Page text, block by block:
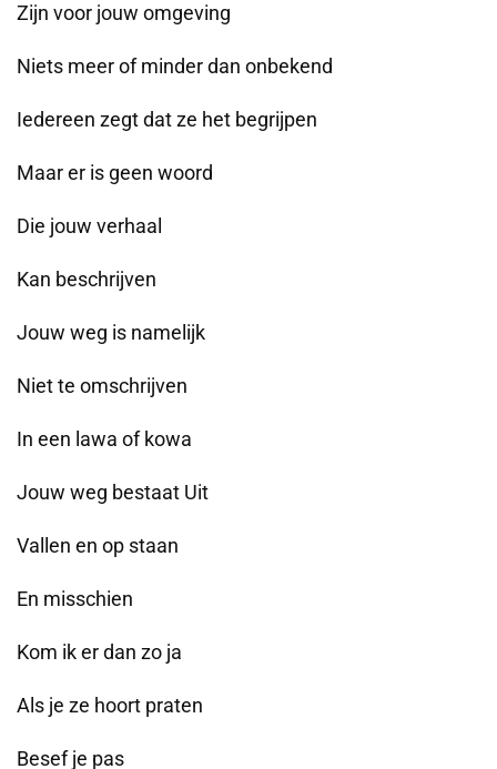
Zijn voor jouw omgeving
Niets meer of minder dan onbekend
Iedereen zegt dat ze het begrijpen
Maar er is geen woord
Die jouw verhaal
Kan beschrijven
Jouw weg is namelijk
Niet te omschrijven
In een lawa of kowa
Jouw weg bestaat Uit
Vallen en op staan
En misschien
Kom ik er dan zo ja
Als je ze hoort praten
Besef je pas